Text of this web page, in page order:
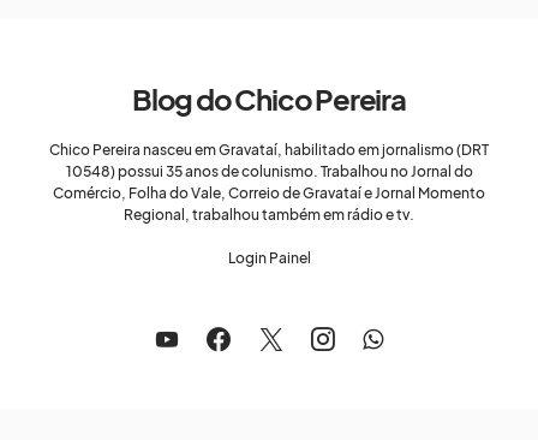
Blog do Chico Pereira
Chico Pereira nasceu em Gravataí, habilitado em jornalismo (DRT
10548) possui 35 anos de colunismo. Trabalhou no Jornal do
Comércio, Folha do Vale, Correio de Gravataí e Jornal Momento
Regional, trabalhou também em rádio e tv.
Login Painel